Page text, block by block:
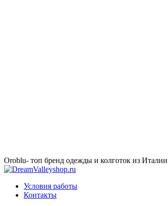
Oroblu- топ бренд одежды и колготок из
Условия работы
Контакты